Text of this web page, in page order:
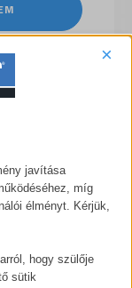
×
javítása
míg
élményt. Kérjük,
hogy szülője
sütik